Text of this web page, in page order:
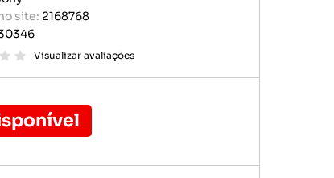
site: 2168768
Visualizar avaliações